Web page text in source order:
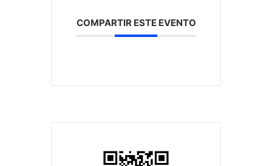
COMPARTIR ESTE EVENTO